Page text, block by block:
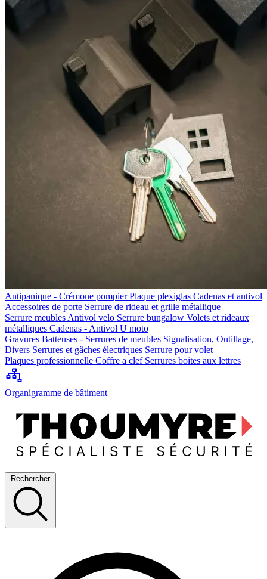
Antipanique - Crémone pompierPlaque plexiglas Cadenas et antivol
Accessoires de porte Serrure de rideau et grille métallique
Serrure meubles Antivol velo Serrure bungalow Volets et rideaux
métalliques Cadenas - Antivol U moto
Gravures Batteuses - Serrures de meubles Signalisation, Outillage,
Divers Serrures et gâches électriques Serrure pour volet
Plaques professionnelle Coffre a clef Serrures boites aux lettres
Organigramme de bâtiment
Rechercher